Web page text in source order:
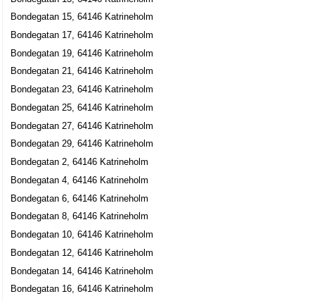
Bondegatan 15, 64146 Katrineholm
Bondegatan 17, 64146 Katrineholm
Bondegatan 19, 64146 Katrineholm
Bondegatan 21, 64146 Katrineholm
Bondegatan 23, 64146 Katrineholm
Bondegatan 25, 64146 Katrineholm
Bondegatan 27, 64146 Katrineholm
Bondegatan 29, 64146 Katrineholm
Bondegatan 2, 64146 Katrineholm
Bondegatan 4, 64146 Katrineholm
Bondegatan 6, 64146 Katrineholm
Bondegatan 8, 64146 Katrineholm
Bondegatan 10, 64146 Katrineholm
Bondegatan 12, 64146 Katrineholm
Bondegatan 14, 64146 Katrineholm
Bondegatan 16, 64146 Katrineholm